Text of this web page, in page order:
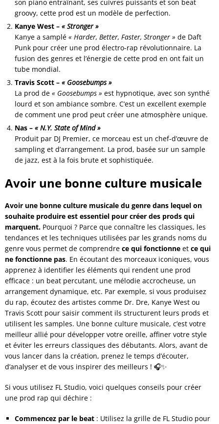
son piano entraînant, ses cuivres puissants et son beat
groovy, cette prod est un modèle de perfection.
Kanye West – « Stronger »
Kanye a samplé « Harder, Better, Faster, Stronger » de Daft
Punk pour créer une prod électro-rap révolutionnaire. La
fusion des genres et l’énergie de cette prod en ont fait un
tube mondial.
Travis Scott – « Goosebumps »
La prod de « Goosebumps » est hypnotique, avec son synthé
lourd et son ambiance sombre. C’est un excellent exemple
de comment une prod peut créer une atmosphère unique.
Nas – « N.Y. State of Mind »
Produit par DJ Premier, ce morceau est un chef-d’œuvre de
sampling et d’arrangement. La prod, basée sur un sample
de jazz, est à la fois brute et sophistiquée.
Avoir une bonne culture musicale
Avoir une bonne culture musicale du genre dans lequel on
souhaite produire est essentiel pour créer des prods qui
marquent. Pourquoi ? Parce que connaître les classiques, les
tendances et les techniques utilisées par les grands noms du
genre vous permet de comprendre ce qui fonctionne et ce qui
ne fonctionne pas. En écoutant des morceaux iconiques, vous
apprenez à identifier les éléments qui rendent une prod
efficace : un beat percutant, une mélodie accrocheuse, un
arrangement dynamique, etc. Par exemple, si vous produisez
du rap, écoutez des artistes comme Dr. Dre, Kanye West ou
Travis Scott pour saisir comment ils structurent leurs prods et
utilisent les samples. Une bonne culture musicale, c’est votre
meilleur allié pour développer votre oreille, affiner votre style
et éviter les erreurs classiques des débutants. Alors, avant de
vous lancer dans la création, prenez le temps d’écouter,
d’analyser et de vous inspirer des meilleurs ! 🎧✨
Si vous utilisez FL Studio, voici quelques conseils pour créer
une prod rap qui déchire :
Commencez par le beat : Utilisez la grille de FL Studio pour